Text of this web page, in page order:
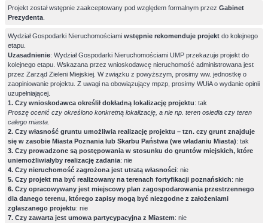
Projekt został wstępnie zaakceptowany pod względem formalnym przez Gabinet
Prezydenta
Wydział Gospodarki Nieruchomościami wstępnie rekomenduje projekt do kolejnego
etapu.
Uzasadnienie: Wydział Gospodarki Nieruchomościami UMP przekazuje projekt do
kolejnego etapu. Wskazana przez wnioskodawcę nieruchomość administrowana jest
przez Zarząd Zieleni Miejskiej. W związku z powyższym, prosimy ww. jednostkę o
zaopiniowanie projektu. Z uwagi na obowiązujący mpzp, prosimy WUiA o wydanie opinii
uzupełniającej.
1. Czy wnioskodawca określił dokładną lokalizację projektu: tak
Proszę ocenić czy określono konkretną lokalizację, a nie np. teren osiedla czy teren
całego miasta.
2. Czy własność gruntu umożliwia realizację projektu – tzn. czy grunt znajduje
się w zasobie Miasta Poznania lub Skarbu Państwa (we władaniu Miasta): tak
3. Czy prowadzone są postępowania w stosunku do gruntów miejskich, które
uniemożliwiałyby realizację zadania: nie
4. Czy nieruchomość zagrożona jest utratą własności: nie
5. Czy projekt ma być realizowany na terenach fortyfikacji poznańskich: nie
6. Czy opracowywany jest miejscowy plan zagospodarowania przestrzennego
dla danego terenu, którego zapisy mogą być niezgodne z założeniami
zgłaszanego projektu: nie
7. Czy zawarta jest umowa partycypacyjna z Miastem: nie